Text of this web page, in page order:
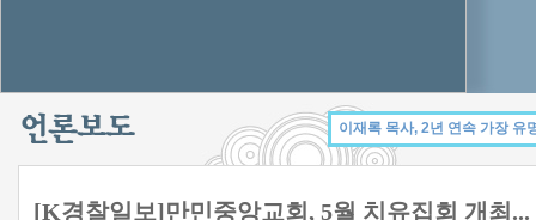
[K경찰일보]만민중앙교회, 5월 치유집회 개최...